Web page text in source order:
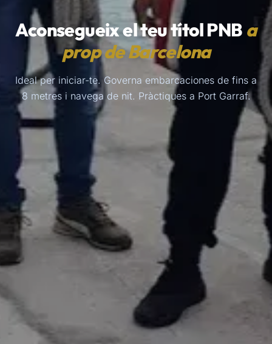
Aconsegueix el teu títol PNB a
prop de Barcelona
Ideal per iniciar-te. Governa embarcaciones de fins a
8 metres i navega de nit. Pràctiques a Port Garraf.